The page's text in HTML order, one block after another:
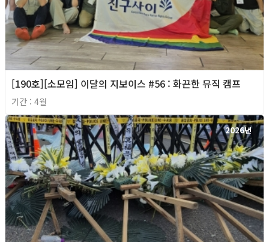
[190호][소모임] 이달의 지보이스 #56 : 화끈한 뮤직 캠프
기간 : 4월
2026년